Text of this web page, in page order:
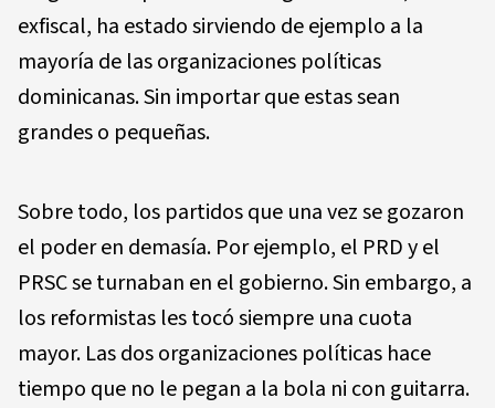
exfiscal, ha estado sirviendo de ejemplo a la
mayoría de las organizaciones políticas
dominicanas. Sin importar que estas sean
grandes o pequeñas.
Sobre todo, los partidos que una vez se gozaron
el poder en demasía. Por ejemplo, el PRD y el
PRSC se turnaban en el gobierno. Sin embargo, a
los reformistas les tocó siempre una cuota
mayor. Las dos organizaciones políticas hace
tiempo que no le pegan a la bola ni con guitarra.